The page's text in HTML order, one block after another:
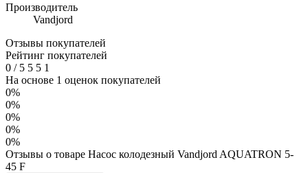
Производитель
Vandjord
Отзывы покупателей
Рейтинг покупателей
0 /5 5 5 1
На основе 1 оценок покупателей
0%
0%
0%
0%
0%
Отзывы о товаре Насос колодезный Vandjord AQUATRON 5-
45 F